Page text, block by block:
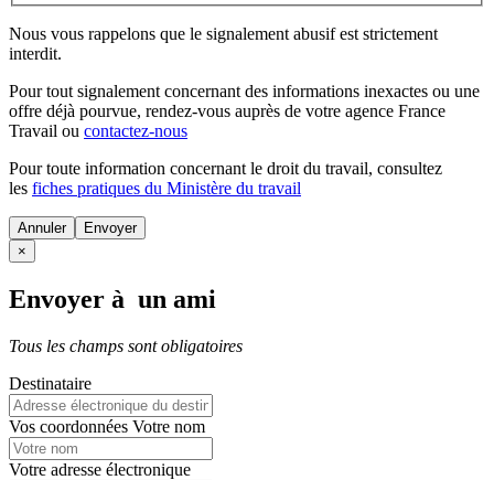
Nous vous rappelons que le signalement abusif est strictement
interdit.
Pour tout signalement concernant des informations inexactes ou une
offre déjà pourvue, rendez-vous auprès de votre agence France
Travail ou contactez-nous
Pour toute information concernant le droit du travail, consultez
les fiches pratiques du Ministère du travail
Annuler
×
Envoyer à un ami
Tous les champs sont obligatoires
Destinataire
Vos coordonnées Votre nom
Votre adresse électronique